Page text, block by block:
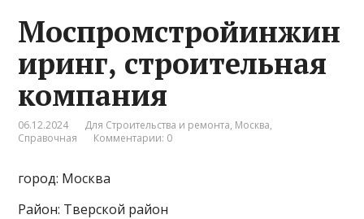
Моспромстройинжин
иринг, строительная
компания
06.12.2024 Для Строительства и ремонта, Москва,
Справочная
Комментарии: 0
город: Москва
Район: Тверской район